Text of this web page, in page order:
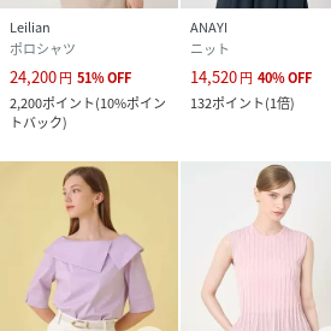
Leilian
ポロシャツ
24,200円 51%OFF
2,200ポイント(10%ポイン
トバック)
ANAYI
ニット
14,520円 40%OFF
132ポイント(1倍)